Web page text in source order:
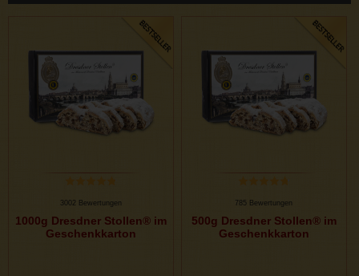
3002 Bewertungen
1000g Dresdner Stollen® im
Geschenkkarton
785 Bewertungen
500g Dresdner Stollen® im
Geschenkkarton